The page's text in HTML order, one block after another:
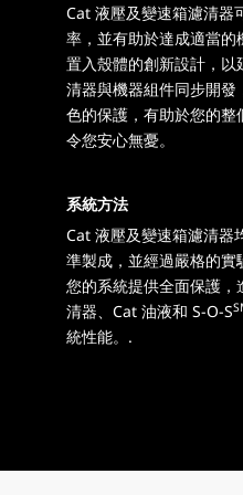
Cat 液壓及變速箱濾清器
率，並有助於達成適當
置入殼體的創新設計，
清器與機器組件同步開發
色的保護，有助於您的整
令您安心無憂。
系統方法
Cat 液壓及變速箱濾清
準製成，並經過嚴格的
您的系統提供全面保護
清器、Cat 油液和 S-O-S
統性能。.